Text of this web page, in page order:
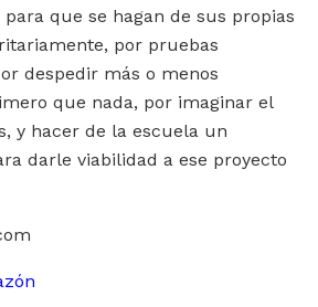
para que se hagan de sus propias
por pruebas
despedir más o menos
que nada, por imaginar el
y hacer de la escuela un
darle viabilidad a ese proyecto